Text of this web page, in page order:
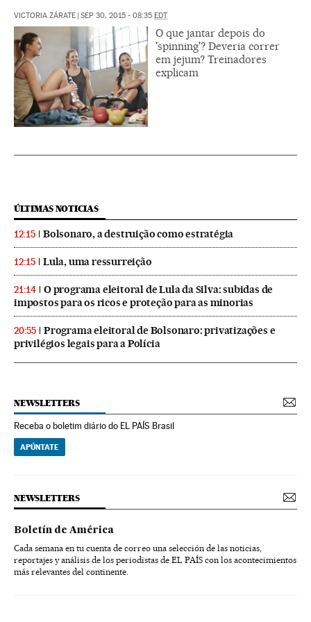
VICTORIA ZÁRATE SEP 30, 2015 - 08:35 EDT
O que jantar depois do
'spinning'? Deveria correr
em jejum? Treinadores
explicam
ÚLTIMAS NOTICIAS
12:15 Bolsonaro, a destruição como estratégia
12:15 Lula, uma ressurreição
21:14
O programa eleitoral de Lula da Silva: subidas de
impostos para os ricos e proteção para as minorias
20:55
Programa eleitoral de Bolsonaro: privatizações e
privilégios legais para a Polícia
NEWSLETTERS
Receba o boletim diário do EL PAÍS Brasil
APÚNTATE
NEWSLETTERS
Boletín de América
Cada semana en tu cuenta de correo una selección de las noticias,
reportajes y análisis de los periodistas de EL PAÍS con los acontecimientos
más relevantes del continente.